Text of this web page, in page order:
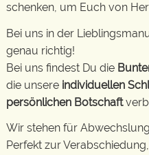
schenken, um Euch von
Bei uns in der
genau richtig!
Bei uns findest Du die
die unsere individuellen
persönlichen Botschaft
Wir stehen für
Perfekt zur